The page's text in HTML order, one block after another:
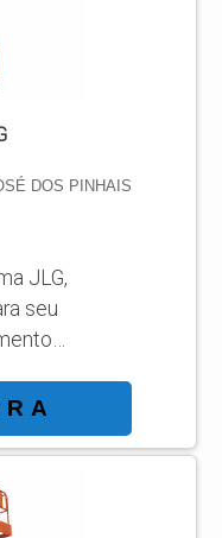
de trabal...
DOS PINHAIS
JLG,
seu
É
deve
tipo de
e